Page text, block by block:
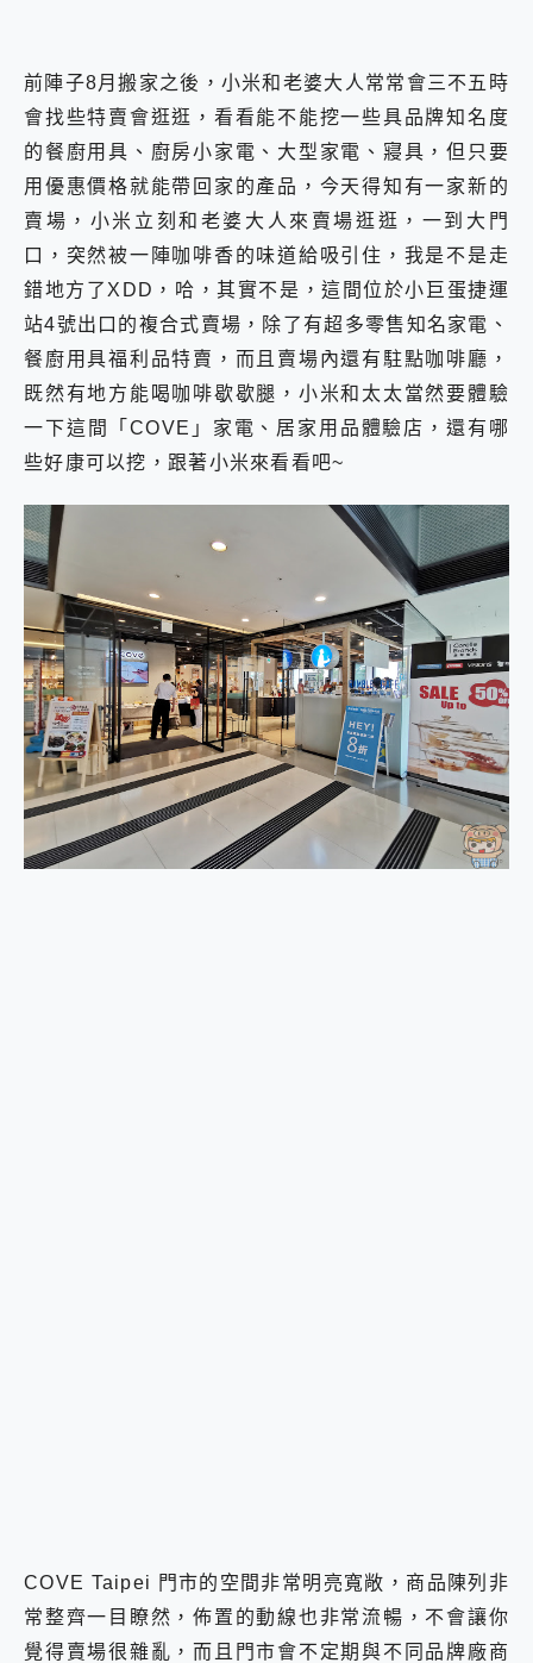
25種洗烘模式一機搞定! Roborock 衣莉莎白 H1 Neo分子篩洗脫烘 AI 滾筒洗衣機
給 MSI Claw 系列電競掌機 最完美的家 MSI Nest Docking Station 掌機專屬擴充底座 開箱 評測
EaseUS Vocal Remover 免費線上去聲器一鍵去除人聲 人聲 音樂分離 2024 消除人聲推薦
3 個超值 MHN 飛人工具分享~~ iToolab AnyGo 魔物獵人 Now飛人 ios教學 不出門也可以到處走
Locawhere AnyTo 寶可夢飛人 AnyTo 不出門也可以飛遍全世界
小體積 40000mAh 超大容量 一次充5個設備 充好充滿 CUKTECH 酷態科 300W 微型充電站 開箱 評測
97.3% 恢復率，資料救援就是這麼簡單 EaseUS Data Recovery Wizard Free 18.0.0 業界最好的資料救援軟體
磁碟系統大風吹 有了 磁碟管理程式 EaseUS Partition Master 就是這麼簡單
全新 SONY Xperia 1 VI 開箱! 相機實測! 長焦覆蓋更遠更清晰、2日長續航、頂尖影音娛樂效能~
Xiaomi 14 Ultra 開箱 評測~ 有深度的 Leica 影像旗艦手機! 加碼小旗艦 Xiaomi 14 開箱 評測
vivo TWS 3e 真無線藍牙耳機智慧降噪升級、音質明亮溫潤，並支援雙設備連接~
MSI Claw 掌機專屬配件包 來囉 完美保護 MSI Claw A1M-026TW 電競掌機
人像旗艦 vivo V30 系列 開箱 評測! 首搭蔡司光學鏡頭、攝影棚級柔光環、拍攝功能最好玩的美拍神機 vivo V30 Pro
多個願望一次滿足 超強散熱 微星 MSI Claw A1M-026TW 電競掌機 開箱 評測
一吸完美對位 擁有超強吸力與超好用的隱磁支架 O-ONE MAG 最會吸的行動電源 開箱 評測
ASUS Pad 全面應援 Me Time，加碼愛奇藝黃金雙周卡體驗，專案價最低 NT$0 起
前陣子8月搬家之後，小米和老婆大人常常會三不五時
會找些特賣會逛逛，看看能不能挖一些具品牌知名度
的餐廚用具、廚房小家電、大型家電、寢具，但只要
用優惠價格就能帶回家的產品，今天得知有一家新的
賣場，小米立刻和老婆大人來賣場逛逛，一到大門
口，突然被一陣咖啡香的味道給吸引住，我是不是走
錯地方了XDD，哈，其實不是，這間位於小巨蛋捷運
站4號出口的複合式賣場，除了有超多零售知名家電、
餐廚用具福利品特賣，而且賣場內還有駐點咖啡廳，
既然有地方能喝咖啡歇歇腿，小米和太太當然要體驗
一下這間「COVE」家電、居家用品體驗店，還有哪
些好康可以挖，跟著小米來看看吧~
COVE Taipei 門市的空間非常明亮寬敞，商品陳列非
常整齊一目瞭然，佈置的動線也非常流暢，不會讓你
覺得賣場很雜亂，而且門市會不定期與不同品牌廠商